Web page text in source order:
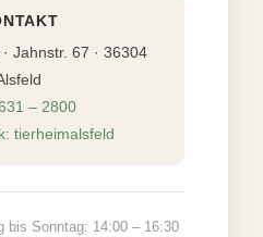
Jahnstr. 67 · 36304
– 2800
tierheimalsfeld
bis Sonntag: 14:00 – 16:30